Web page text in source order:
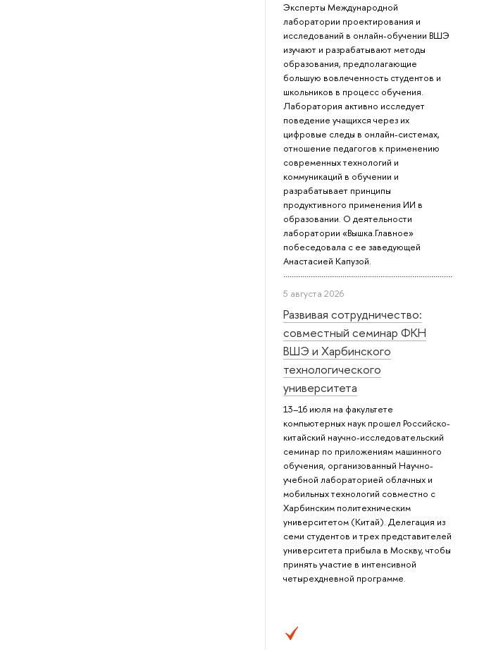
Эксперты Международной
лаборатории проектирования и
исследований в онлайн-обучении ВШЭ
изучают и разрабатывают методы
образования, предполагающие
большую вовлеченность студентов и
школьников в процесс обучения.
Лаборатория активно исследует
поведение учащихся через их
цифровые следы в онлайн-системах,
отношение педагогов к применению
современных технологий и
коммуникаций в обучении и
разрабатывает принципы
продуктивного применения ИИ в
образовании. О деятельности
лаборатории «Вышка.Главное»
побеседовала с ее заведующей
Анастасией Капузой.
5 августа 2026
Развивая сотрудничество:
совместный семинар ФКН
ВШЭ и Харбинского
технологического
университета
13–16 июля на факультете
компьютерных наук прошел Российско-
китайский научно-исследовательский
семинар по приложениям машинного
обучения, организованный Научно-
учебной лабораторией облачных и
мобильных технологий совместно с
Харбинским политехническим
университетом (Китай). Делегация из
семи студентов и трех представителей
университета прибыла в Москву, чтобы
принять участие в интенсивной
четырехдневной программе.